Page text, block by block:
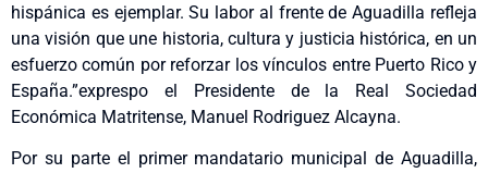
hispánica es ejemplar. Su labor al frente de Aguadilla refleja
una visión que une historia, cultura y justicia histórica, en un
esfuerzo común por reforzar los vínculos entre Puerto Rico y
España.”exprespo el Presidente de la Real Sociedad
Económica Matritense, Manuel Rodriguez Alcayna.
Por su parte el primer mandatario municipal de Aguadilla,